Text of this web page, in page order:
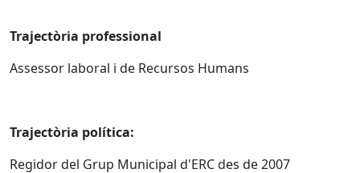
Trajectòria professional
Assessor laboral i de Recursos Humans
Trajectòria política:
Regidor del Grup Municipal d'ERC des de 2007